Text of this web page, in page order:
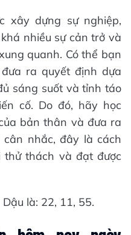
xây dựng sự nghiệp,
nhiều sự cản trở và
quanh. Có thể bạn
ra quyết định dựa
sáng suốt và tỉnh táo
cố. Do đó, hãy học
bản thân và đưa ra
nhắc, đây là cách
thách và đạt được
là: 22, 11, 55.